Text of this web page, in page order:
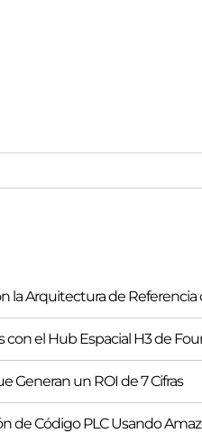
la Arquitectura de
el Hub Espacial H3 de
Generan un ROI de 7 Cifras
de Código PLC Usando